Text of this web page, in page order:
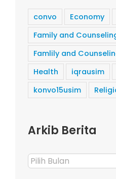
convo Economy
Family and
Famlily and
Health
iqrausim
konvo15usim
Arkib Berita
Arkib
Berita